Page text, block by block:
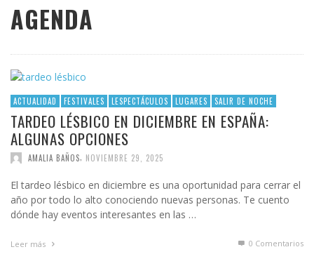
AGENDA
ACTUALIDAD FESTIVALES LESPECTÁCULOS LUGARES SALIR DE NOCHE
TARDEO LÉSBICO EN DICIEMBRE EN ESPAÑA:
ALGUNAS OPCIONES
AMALIA BAÑOS, NOVIEMBRE 29, 2025
El tardeo lésbico en diciembre es una oportunidad para cerrar el
año por todo lo alto conociendo nuevas personas. Te cuento
dónde hay eventos interesantes en las …
Leer más 0 Comentarios